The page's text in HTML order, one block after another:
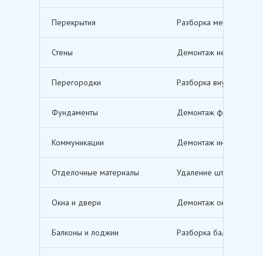
Перекрытия Разборка межэтажных
Стены Демонтаж несущих и
Перегородки Разборка внутренних
Фундаменты Демонтаж
Коммуникации Демонтаж инженерных
Отделочные материалы Удаление штукатурки,
Окна и двери Демонтаж оконных и
Балконы и лоджии Разборка балконов и